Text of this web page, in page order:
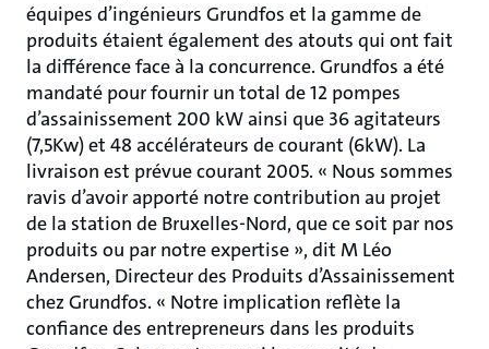
équipes d’ingénieurs Grundfos et la gamme de
produits étaient également des atouts qui ont fait
la différence face à la concurrence. Grundfos a été
mandaté pour fournir un total de 12 pompes
d’assainissement 200 kW ainsi que 36 agitateurs
(7,5Kw) et 48 accélérateurs de courant (6kW). La
livraison est prévue courant 2005. « Nous sommes
ravis d’avoir apporté notre contribution au projet
de la station de Bruxelles-Nord, que ce soit par nos
produits ou par notre expertise », dit M Léo
Andersen, Directeur des Produits d’Assainissement
chez Grundfos. « Notre implication reflète la
confiance des entrepreneurs dans les produits